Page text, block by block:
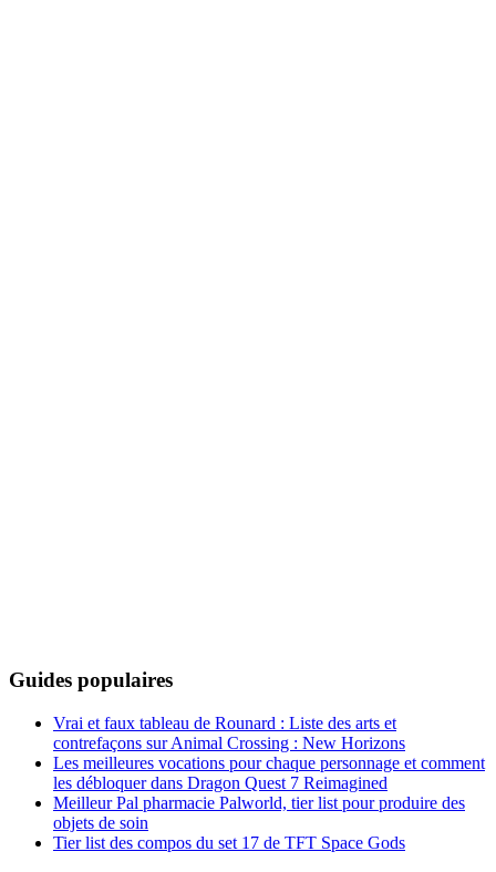
Guides populaires
Vrai et faux tableau de Rounard : Liste des arts et
contrefaçons sur Animal Crossing : New Horizons
Les meilleures vocations pour chaque personnage et comment
les débloquer dans Dragon Quest 7 Reimagined
Meilleur Pal pharmacie Palworld, tier list pour produire des
objets de soin
Tier list des compos du set 17 de TFT Space Gods